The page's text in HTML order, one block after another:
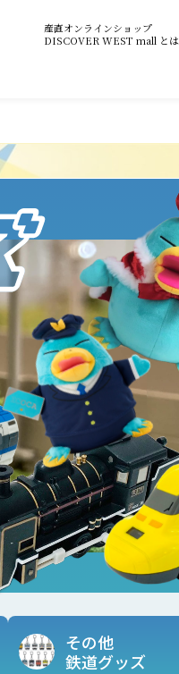
産直オンラインショップ
DISCOVER WEST mall とは
その他
鉄道グッズ